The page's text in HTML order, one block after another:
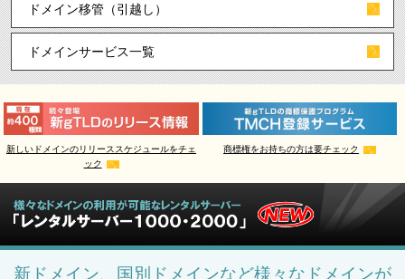
ドメイン移管（引越し）
ドメインサービス一覧
新しいドメインのリリーススケジュールをチェ
ック
商標権をお持ちの方は要チェック
新ドメイン、国別ドメインなど様々なドメインが